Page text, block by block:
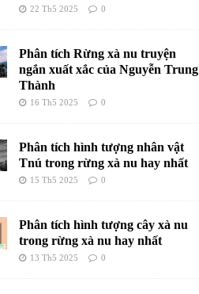
22 Th5 2025 0
Phân tích Rừng xà nu truyện
ngắn xuất xắc của Nguyễn Trung
Thành
16 Th5 2025 0
Phân tích hình tượng nhân vật
Tnú trong rừng xà nu hay nhất
15 Th5 2025 0
Phân tích hình tượng cây xà nu
trong rừng xà nu hay nhất
13 Th5 2025 0